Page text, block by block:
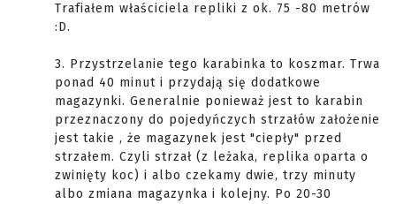
Trafiałem właściciela repliki z ok. 75 -80 metrów
:D.
3. Przystrzelanie tego karabinka to koszmar. Trwa
ponad 40 minut i przydają się dodatkowe
magazynki. Generalnie ponieważ jest to karabin
przeznaczony do pojedyńczych strzałów założenie
jest takie , że magazynek jest "ciepły" przed
strzałem. Czyli strzał (z leżaka, replika oparta o
zwinięty koc) i albo czekamy dwie, trzy minuty
albo zmiana magazynka i kolejny. Po 20-30